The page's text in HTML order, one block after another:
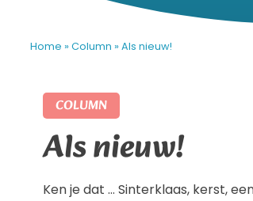
Home » Column » Als nieuw!
COLUMN
Als nieuw!
Ken je dat … Sinterklaas, kerst,